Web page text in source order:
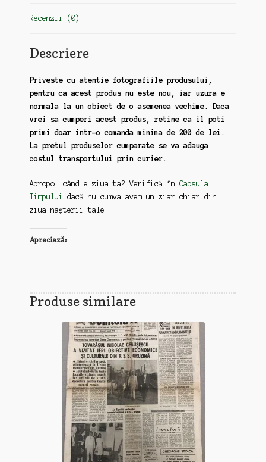
Recenzii (0)
Descriere
Priveste cu atentie fotografiile produsului,
pentru ca acest produs nu este nou, iar uzura e
normala la un obiect de o asemenea vechime. Daca
vrei sa cumperi acest produs, retine ca il poti
primi doar intr-o comanda minima de 200 de lei.
La pretul produselor cumparate se va adauga
costul transportului prin curier.
Apropo: când e ziua ta? Verifică în Capsula
Timpului
dacă nu cumva avem un ziar chiar din
ziua nașterii tale.
Apreciază:
Produse similare